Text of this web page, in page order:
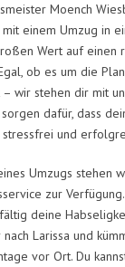
Moench
einem Umzug in
Wert auf einen
ob es um die
wir stehen dir mit
dafür, dass
stressfrei und
Umzugs stehen
zur
deine
Larissa und
vor Ort. Du